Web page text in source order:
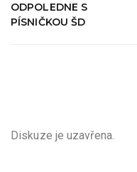
ODPOLEDNE S
PÍSNIČKOU ŠD
Diskuze je uzavřena.